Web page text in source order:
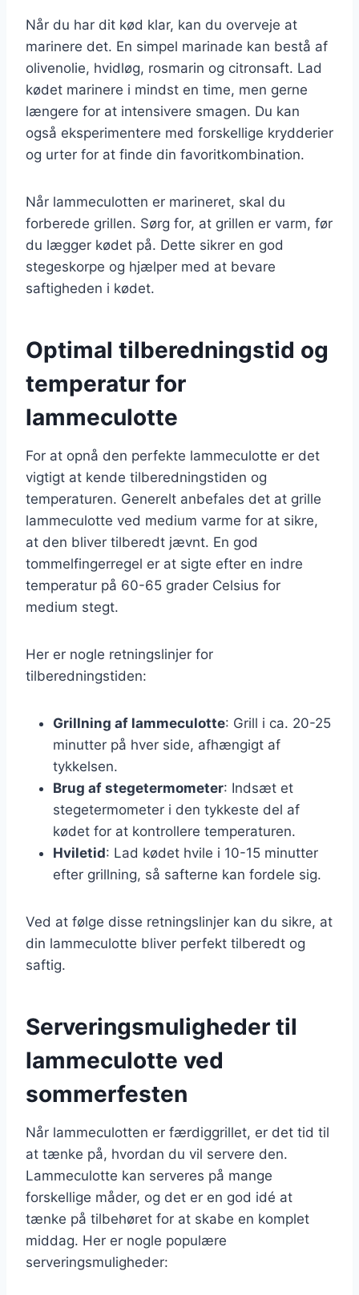
Når du har dit kød klar, kan du overveje at
marinere det. En simpel marinade kan bestå af
olivenolie, hvidløg, rosmarin og citronsaft. Lad
kødet marinere i mindst en time, men gerne
længere for at intensivere smagen. Du kan
også eksperimentere med forskellige krydderier
og urter for at finde din favoritkombination.
Når lammeculotten er marineret, skal du
forberede grillen. Sørg for, at grillen er varm, før
du lægger kødet på. Dette sikrer en god
stegeskorpe og hjælper med at bevare
saftigheden i kødet.
Optimal tilberedningstid og
temperatur for
lammeculotte
For at opnå den perfekte lammeculotte er det
vigtigt at kende tilberedningstiden og
temperaturen. Generelt anbefales det at grille
lammeculotte ved medium varme for at sikre,
at den bliver tilberedt jævnt. En god
tommelfingerregel er at sigte efter en indre
temperatur på 60-65 grader Celsius for
medium stegt.
Her er nogle retningslinjer for
tilberedningstiden:
Grillning af lammeculotte: Grill i ca. 20-25
minutter på hver side, afhængigt af
tykkelsen.
Brug af stegetermometer: Indsæt et
stegetermometer i den tykkeste del af
kødet for at kontrollere temperaturen.
Hviletid: Lad kødet hvile i 10-15 minutter
efter grillning, så safterne kan fordele sig.
Ved at følge disse retningslinjer kan du sikre, at
din lammeculotte bliver perfekt tilberedt og
saftig.
Serveringsmuligheder til
lammeculotte ved
sommerfesten
Når lammeculotten er færdiggrillet, er det tid til
at tænke på, hvordan du vil servere den.
Lammeculotte kan serveres på mange
forskellige måder, og det er en god idé at
tænke på tilbehøret for at skabe en komplet
middag. Her er nogle populære
serveringsmuligheder: